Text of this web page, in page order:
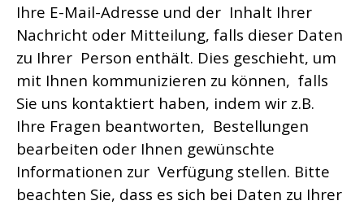
Ihre E-Mail-Adresse und der Inhalt Ihrer
Nachricht oder Mitteilung, falls dieser Daten
zu Ihrer Person enthält. Dies geschieht, um
mit Ihnen kommunizieren zu können, falls
Sie uns kontaktiert haben, indem wir z.B.
Ihre Fragen beantworten, Bestellungen
bearbeiten oder Ihnen gewünschte
Informationen zur Verfügung stellen. Bitte
beachten Sie, dass es sich bei Daten zu Ihrer